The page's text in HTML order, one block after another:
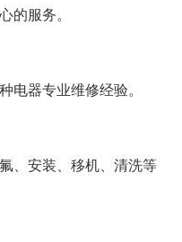
的服务。
电器专业维修经验。
、安装、移机、清洗等